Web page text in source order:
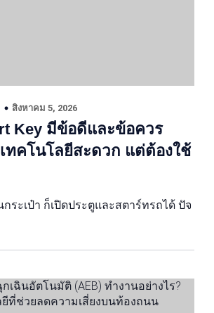
สิงหาคม 5, 2026
Key มีข้อดีและข้อควร
เทคโนโลยีสะดวก แต่ต้องใช้
ระเป๋า ก็เปิดประตูและสตาร์ทรถได้ ปัจ